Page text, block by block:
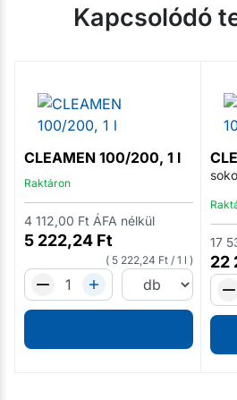
Kapcsolódó
CLEAMEN 100/200, 1 l
Raktáron
5 222,24 Ft
4 112,00 Ft ÁFA nélkül
5 222,24 Ft/ 1 l 22
17